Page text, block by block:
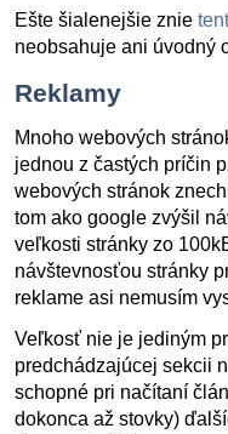
Ešte šialenejšie znie
neobsahuje ani úvodný
Reklamy
Mnoho webových
jednou z častých príčin
webových stránok
tom ako google zvýšil
veľkosti stránky zo
návštevnosťou stránky
reklame asi nemusím
Veľkosť nie je jediným
predchádzajúcej sekcii
schopné pri načítaní
dokonca až stovky)